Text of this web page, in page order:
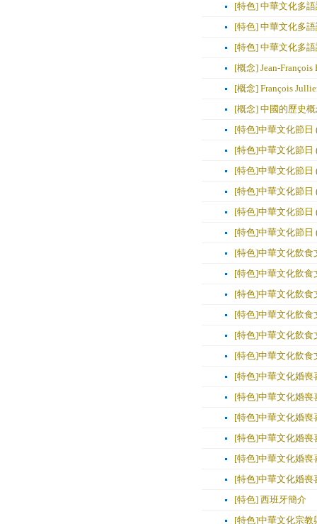
[特色] 中華文化多
[特色] 中華文化多
[特色] 中華文化多
[概念] Jean-
[概念] François
[概念] 中國的歷史概
[特色]中華文化節日
[特色]中華文化節日
[特色]中華文化節日
[特色]中華文化節日
[特色]中華文化節日
[特色]中華文化節日
[特色]中華文化飲食
[特色]中華文化飲食
[特色]中華文化飲食
[特色]中華文化飲食
[特色]中華文化飲食
[特色]中華文化飲食
[特色]中華文化婚喪
[特色]中華文化婚喪
[特色]中華文化婚喪
[特色]中華文化婚喪
[特色]中華文化婚喪
[特色]中華文化婚喪
[特色] 西班牙簡介
[特色]中華文化宗教